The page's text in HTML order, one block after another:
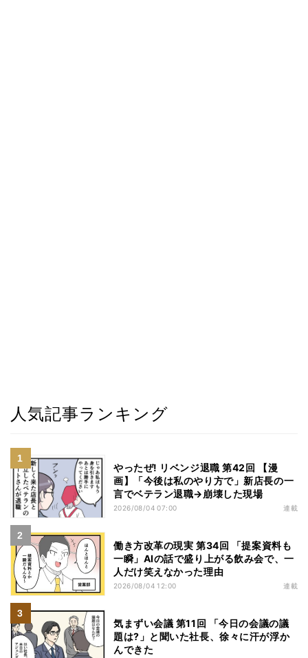
人気記事ランキング
やったぜ! リベンジ退職 第42回 【漫
画】「今後は私のやり方で」新店長の一
言でベテラン退職→崩壊した現場
2026/08/04 07:00 連載
働き方改革の現実 第34回 「提案資料も
一瞬」AIの話で盛り上がる飲み会で、一
人だけ笑えなかった理由
2026/08/04 12:00 連載
気まずい会議 第11回 「今日の会議の議
題は?」と聞いた社長、徐々に汗が浮か
んできた